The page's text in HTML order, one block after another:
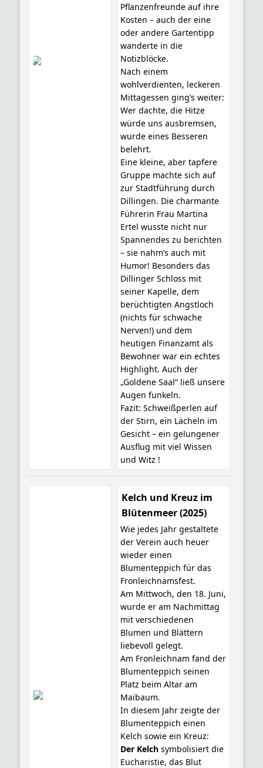
Pflanzenfreunde auf ihre
Kosten – auch der eine
oder andere Gartentipp
wanderte in die
Notizblöcke.
Nach einem
wohlverdienten, leckeren
Mittagessen ging’s weiter:
Wer dachte, die Hitze
würde uns ausbremsen,
wurde eines Besseren
belehrt.
Eine kleine, aber tapfere
Gruppe machte sich auf
zur Stadtführung durch
Dillingen. Die charmante
Führerin Frau Martina
Ertel wusste nicht nur
Spannendes zu berichten
– sie nahm’s auch mit
Humor! Besonders das
Dillinger Schloss mit
seiner Kapelle, dem
berüchtigten Angstloch
(nichts für schwache
Nerven!) und dem
heutigen Finanzamt als
Bewohner war ein echtes
Highlight. Auch der
„Goldene Saal“ ließ unsere
Augen funkeln.
Fazit: Schweißperlen auf
der Stirn, ein Lächeln im
Gesicht – ein gelungener
Ausflug mit viel Wissen
und Witz !
Kelch und Kreuz im
Blütenmeer (2025)
Wie jedes Jahr gestaltete
der Verein auch heuer
wieder einen
Blumenteppich für das
Fronleichnamsfest.
Am Mittwoch, den 18. Juni,
wurde er am Nachmittag
mit verschiedenen
Blumen und Blättern
liebevoll gelegt.
Am Fronleichnam fand der
Blumenteppich seinen
Platz beim Altar am
Maibaum.
In diesem Jahr zeigte der
Blumenteppich einen
Kelch sowie ein Kreuz:
Der Kelch symbolisiert die
Eucharistie, das Blut